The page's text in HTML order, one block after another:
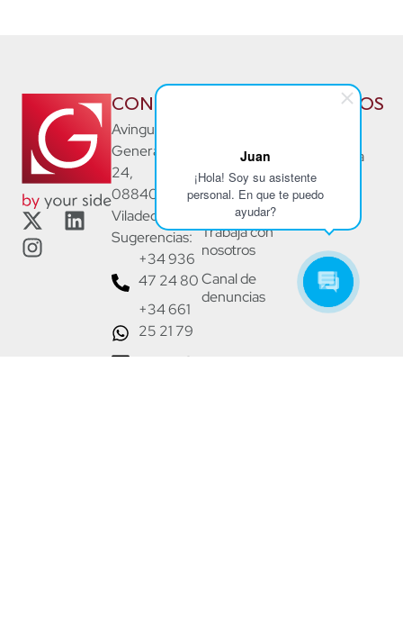
Juan
¡Hola! Soy su asistente
personal. En que te puedo
ayudar?
Nuestro
Equipo
Noticias
Trabaja con
nosotros
Canal de
denuncias
SERVICIOS
Consultoría
Laboral
Jurídico
CONTACTO
Avinguda
Generalitat
24,
08840
Viladecans
Sugerencias:
+34 936
47 24 80
+34 661
25 21 79
gemap@gemap.es